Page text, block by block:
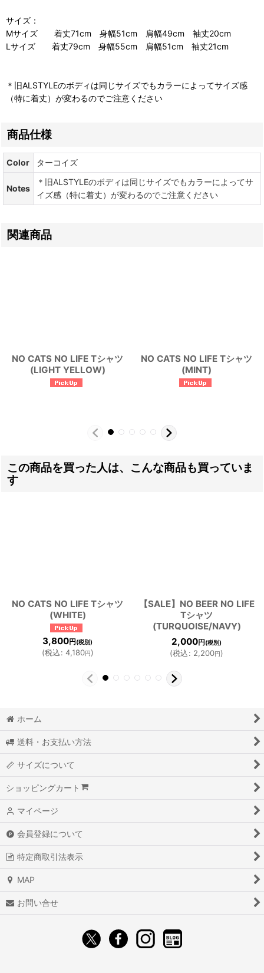
サイズ：
Mサイズ 着丈71cm 身幅51cm 肩幅49cm 袖丈20cm
Lサイズ 着丈79cm 身幅55cm 肩幅51cm 袖丈21cm
＊旧ALSTYLEのボディは同じサイズでもカラーによってサイズ感
（特に着丈）が変わるのでご注意ください
商品仕様
Color ターコイズ
Notes
＊旧ALSTYLEのボディは同じサイズでもカラーによってサ
イズ感（特に着丈）が変わるのでご注意ください
関連商品
NO CATS NO LIFE Tシャツ
(LIGHT YELLOW)
NO CATS NO LIFE Tシャツ
(MINT)
この商品を買った人は、こんな商品も買っていま
す
NO CATS NO LIFE Tシャツ
(WHITE)
3,800円(税別)
(税込: 4,180円)
【SALE】NO BEER NO LIFE
Tシャツ
(TURQUOISE/NAVY)
2,000円 (税別)
(税込: 2,200円)
ホーム
送料・お支払い方法
サイズについて
ショッピングカート
マイページ
会員登録について
特定商取引法表示
MAP
お問い合せ